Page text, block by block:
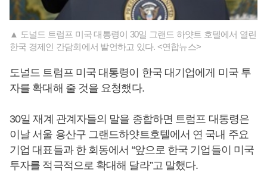
▲ 도널드 트럼프 미국 대통령이 30일 그랜드 하얏트 호텔에서 열린
한국 경제인 간담회에서 발언하고 있다. <연합뉴스>
도널드 트럼프 미국 대통령이 한국 대기업에게 미국 투
자를 확대해 줄 것을 요청했다.
30일 재계 관계자들의 말을 종합하면 트럼프 대통령은
이날 서울 용산구 그랜드하얏트호텔에서 연 국내 주요
기업 대표들과 한 회동에서 “앞으로 한국 기업들이 미국
투자를 적극적으로 확대해 달라”고 말했다.